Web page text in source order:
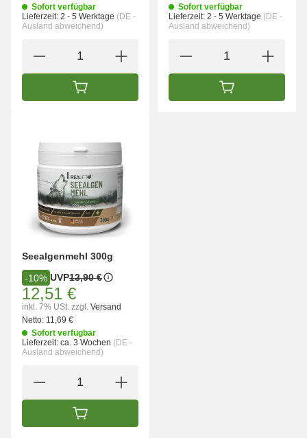
Sofort verfügbar
Lieferzeit: 2 - 5 Werktage (DE -
Ausland abweichend)
IN DEN WARENKORB
Sofort verfügbar
Lieferzeit: 2 - 5 Werktage (DE -
Ausland abweichend)
IN DEN
Seealgenmehl 300g
-10% UVP13,90 €
12,51 €
inkl. 7% USt. zzgl. Versand
Netto: 11,69 €
Sofort verfügbar
Lieferzeit: ca. 3 Wochen (DE -
Ausland abweichend)
IN DEN WARENKORB